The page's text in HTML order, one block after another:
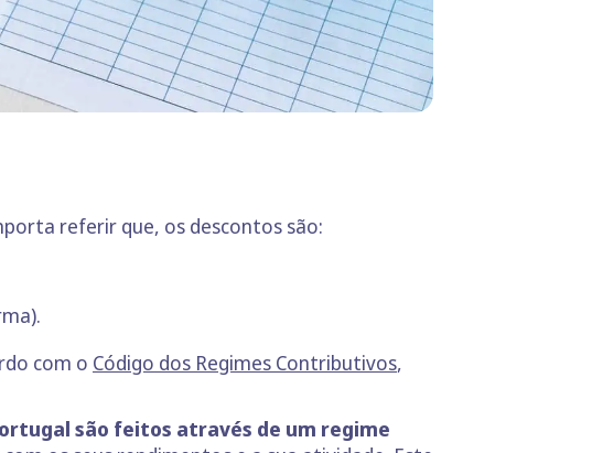
referir que, os descontos são:
com o Código dos Regimes Contributivos,
são feitos através de um regime